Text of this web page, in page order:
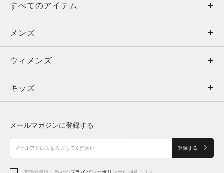
すべてのアイテム
メンズ
ウィメンズ
キッズ
アクセサリー
メンズ
トップス
ボトムス
アクセサリー
ウィメンズ
トップス
シューズ
キッズ
メールマガジンに登録する
登録する
購読の際は、当社のプライバシーポリシーに同意します。